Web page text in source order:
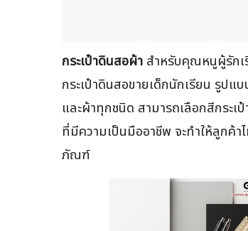
กระเป๋าดินสอผ้า สำหรับคุณหนูผู้รักเ
กระเป๋าดินสอขายเด็กนักเรียน รูป
และผ้าทุกชนิด สามารถเลือกสีกระ
ที่มีความเป็นมืออาชีพ จะทำให้ลูกค้
ภัณฑ์